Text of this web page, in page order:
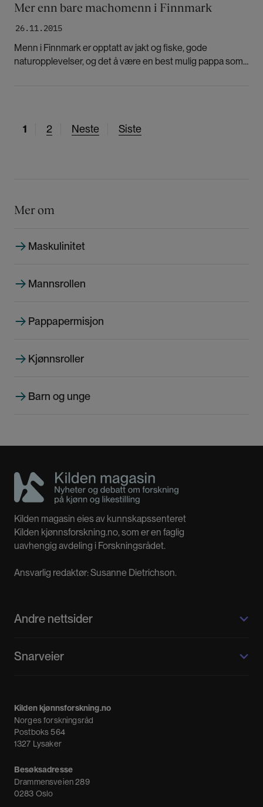
26.11.2015
Mer enn bare machomenn i Finnmark
Menn i Finnmark er opptatt av jakt og fiske, gode
naturopplevelser, og det å være en best mulig pappa som
N
e
e
i
1
S
2
N
e
Neste
S
Siste
Mer om
Maskulinitet
Mannsrollen
Pappapermisjon
Kjønnsroller
Barn og unge
Kilden magasin eies av kunnskapssenteret
Kilden kjønnsforskning.no, som er en faglig
uavhengig avdeling i Forskningsrådet.
Ansvarlig redaktør: Susanne Dietrichson.
Andre nettsider
Kvinnehistorie.no
Snarveier
Nyheter
Nyhetsbrev
Kilden kjønnsforskning.no
Norges forskningsråd
Postboks 564
1327 Lysaker
Besøksadresse
Drammensveien 289
0283 Oslo